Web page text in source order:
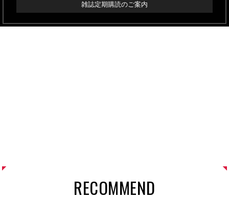
雑誌定期購読のご案内
RECOMMEND